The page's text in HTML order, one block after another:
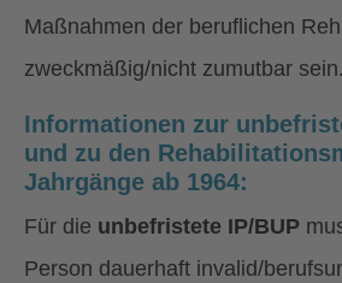
Maßnahmen der beruflichen
zweckmäßig/nicht zumutbar sein.
Informationen zur
und zu den
Jahrgänge ab 1964:
Für die unbefristete IP/BUP
Person dauerhaft invalid/